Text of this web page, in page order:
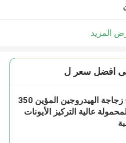
المزيد
افضل سعر ل
زجاج زجاجة الهيدروجين المؤين 350
عالية التركيز الأيونات